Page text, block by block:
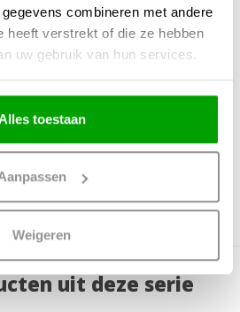
combineren met andere
heeft verstrekt of die ze hebben
uw gebruik van hun services.
Alles toestaan
Weigeren
Nee
IP20
Nee
Ja
Nee
uit deze serie